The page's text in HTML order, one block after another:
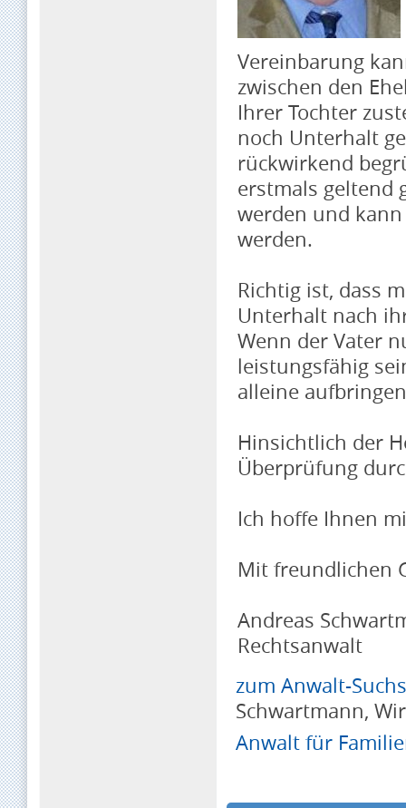
Vereinbarung
zwischen den
Ihrer Tochter
noch Unterhalt
rückwirkend
erstmals geltend
werden und
werden.
Richtig ist, dass
Unterhalt nach
Wenn der Vater
leistungsfähig
alleine
Hinsichtlich der
Überprüfung
Ich hoffe Ihnen
Mit freundlichen
Andreas
Rechtsanwalt
zum Anwalt-
Schwartmann,
Anwalt für